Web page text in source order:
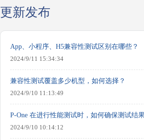
更新发布
App、小程序、H5兼容性测试区别在哪些？
2024/9/11 15:34:34
兼容性测试覆盖多少机型，如何选择？
2024/9/10 11:13:49
P-One 在进行性能测试时，如何确保测试结
2024/9/10 10:14:12